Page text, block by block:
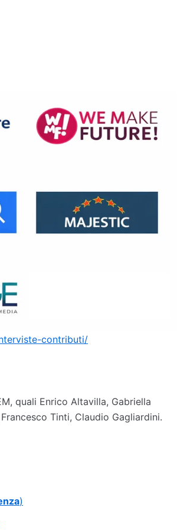
contributi/
quali Enrico Altavilla, Gabriella
Tinti, Claudio Gagliardini.
)